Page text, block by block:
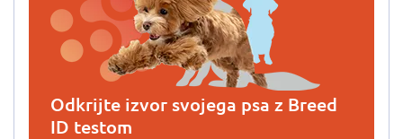
Odkrijte izvor svojega psa z Breed
ID testom